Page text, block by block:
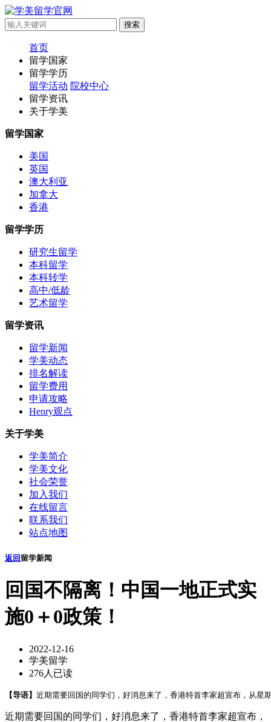
首页
留学国家
留学学历
留学活动 院校中心
留学资讯
关于学美
留学国家
美国
英国
澳大利亚
加拿大
香港
留学学历
研究生留学
本科留学
本科转学
高中/低龄
艺术留学
留学资讯
留学新闻
学美动态
排名解读
留学费用
申请攻略
Henry观点
关于学美
学美简介
学美文化
社会荣誉
加入我们
在线留言
联系我们
站点地图
返回 留学新闻
回国不隔离！中国一地正式实
施0＋0政策！
2022-12-16
学美留学
276人已读
【导语】 近期需要回国的同学们，好消息来了，香港特首李家超宣布，从
近期需要回国的同学们，好消息来了，香港特首李家超宣布，